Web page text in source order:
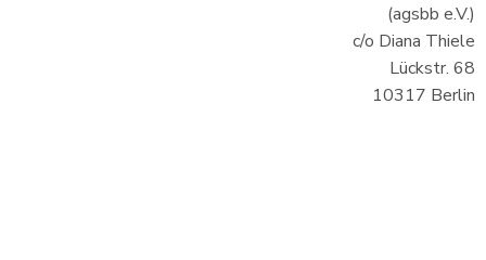
(agsbb e.V.)
c/o Diana Thiele
Lückstr. 68
10317 Berlin